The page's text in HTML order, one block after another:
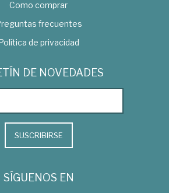
Como comprar
frecuentes
de privacidad
DE NOVEDADES
SUSCRIBIRSE
SÍGUENOS EN